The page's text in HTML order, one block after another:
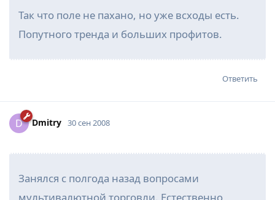
Так что поле не пахано, но уже всходы есть.
Попутного тренда и больших профитов.
Ответить
D Dmitry 30 сен 2008
Занялся с полгода назад вопросами